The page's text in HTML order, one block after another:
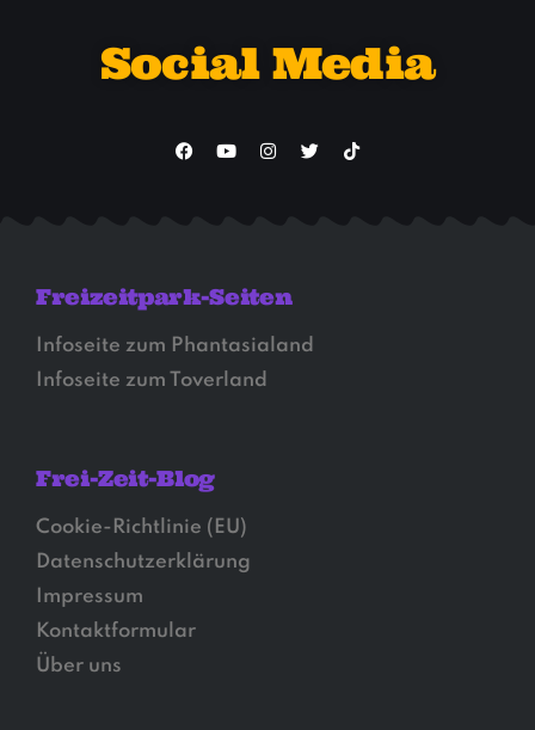
Social Media
Freizeitpark-Seiten
Infoseite zum Phantasialand
Infoseite zum Toverland
Frei-Zeit-Blog
Cookie-Richtlinie (EU)
Datenschutzerklärung
Impressum
Kontaktformular
Über uns